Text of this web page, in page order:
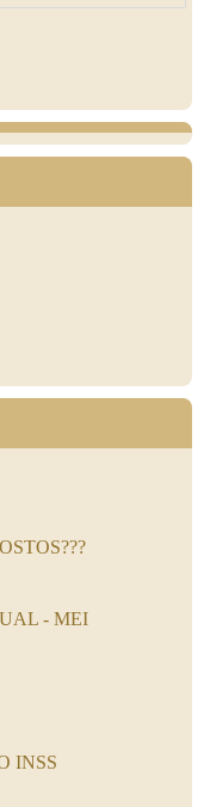
- MEI
INSS